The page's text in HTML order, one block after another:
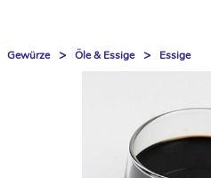
Gewürze > Öle & Essige > Essige